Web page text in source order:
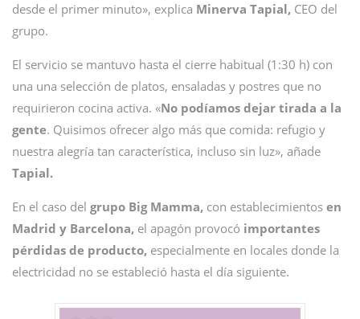
desde el primer minuto», explica Minerva Tapial, CEO del
grupo.
El servicio se mantuvo hasta el cierre habitual (1:30 h) con
una una selección de platos, ensaladas y postres que no
requirieron cocina activa. «No podíamos dejar tirada a la
gente. Quisimos ofrecer algo más que comida: refugio y
nuestra alegría tan característica, incluso sin luz», añade
Tapial.
En el caso del grupo Big Mamma, con establecimientos en
Madrid y Barcelona, el apagón provocó importantes
pérdidas de producto, especialmente en locales donde la
electricidad no se estableció hasta el día siguiente.